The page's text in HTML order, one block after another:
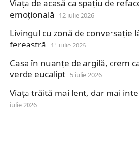
Viața de acasă ca spațiu de
emoțională
12 iulie 2026
Livingul cu zonă de conversație
fereastră
11 iulie 2026
Casa în nuanțe de argilă, crem
verde eucalipt 5 iulie 2026
Viața trăită mai lent, dar mai
iulie 2026